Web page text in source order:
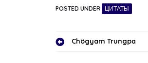
POSTED UNDER ЦИТАТЫ
Навигация
Chögyam Trungpa